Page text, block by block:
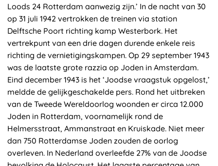
Loods 24 Rotterdam aanwezig zijn.’ In de nacht van 30
op 31 juli 1942 vertrokken de treinen via station
Delftsche Poort richting kamp Westerbork. Het
vertrekpunt van een drie dagen durende enkele reis
richting de vernietigingskampen. Op 29 september 1943
was de laatste grote razzia op Joden in Amsterdam.
Eind december 1943 is het ‘Joodse vraagstuk opgelost,’
meldde de gelijkgeschakelde pers. Rond het uitbreken
van de Tweede Wereldoorlog woonden er circa 12.000
Joden in Rotterdam, voornamelijk rond de
Helmersstraat, Ammanstraat en Kruiskade. Niet meer
dan 750 Rotterdamse Joden zouden de oorlog
overleven. In Nederland overleefde 27% van de Joodse